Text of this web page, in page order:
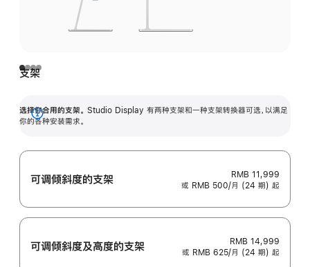
支架
选择你合用的支架。 Studio Display 有两种支架和一种支架转换器可选，以满足
你的各种安装需求。
展
可调倾斜度的支架
RMB 11,999
或 RMB 500/月 (24 期) 起
可调倾斜度及高‍度的支‍架
RMB 14,999
或 RMB 625/月 (24 期) 起